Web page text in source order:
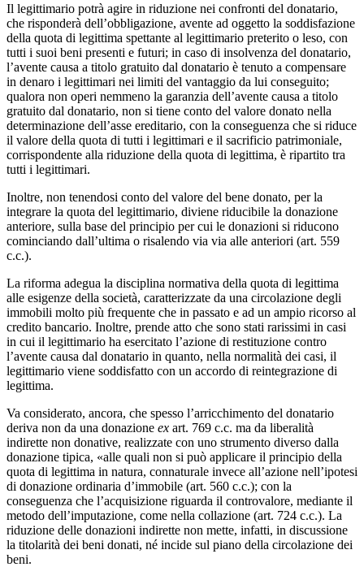
Il legittimario potrà agire in riduzione nei confronti del donatario,
che risponderà dell’obbligazione, avente ad oggetto la soddisfazione
della quota di legittima spettante al legittimario preterito o leso, con
tutti i suoi beni presenti e futuri; in caso di insolvenza del donatario,
l’avente causa a titolo gratuito dal donatario è tenuto a compensare
in denaro i legittimari nei limiti del vantaggio da lui conseguito;
qualora non operi nemmeno la garanzia dell’avente causa a titolo
gratuito dal donatario, non si tiene conto del valore donato nella
determinazione dell’asse ereditario, con la conseguenza che si riduce
il valore della quota di tutti i legittimari e il sacrificio patrimoniale,
corrispondente alla riduzione della quota di legittima, è ripartito tra
tutti i legittimari.
Inoltre, non tenendosi conto del valore del bene donato, per la
integrare la quota del legittimario, diviene riducibile la donazione
anteriore, sulla base del principio per cui le donazioni si riducono
cominciando dall’ultima o risalendo via via alle anteriori (art. 559
c.c.).
La riforma adegua la disciplina normativa della quota di legittima
alle esigenze della società, caratterizzate da una circolazione degli
immobili molto più frequente che in passato e ad un ampio ricorso al
credito bancario. Inoltre, prende atto che sono stati rarissimi in casi
in cui il legittimario ha esercitato l’azione di restituzione contro
l’avente causa dal donatario in quanto, nella normalità dei casi, il
legittimario viene soddisfatto con un accordo di reintegrazione di
legittima.
Va considerato, ancora, che spesso l’arricchimento del donatario
deriva non da una donazione ex art. 769 c.c. ma da liberalità
indirette non donative, realizzate con uno strumento diverso dalla
donazione tipica, «alle quali non si può applicare il principio della
quota di legittima in natura, connaturale invece all’azione nell’ipotesi
di donazione ordinaria d’immobile (art. 560 c.c.); con la
conseguenza che l’acquisizione riguarda il controvalore, mediante il
metodo dell’imputazione, come nella collazione (art. 724 c.c.). La
riduzione delle donazioni indirette non mette, infatti, in discussione
la titolarità dei beni donati, né incide sul piano della circolazione dei
beni.